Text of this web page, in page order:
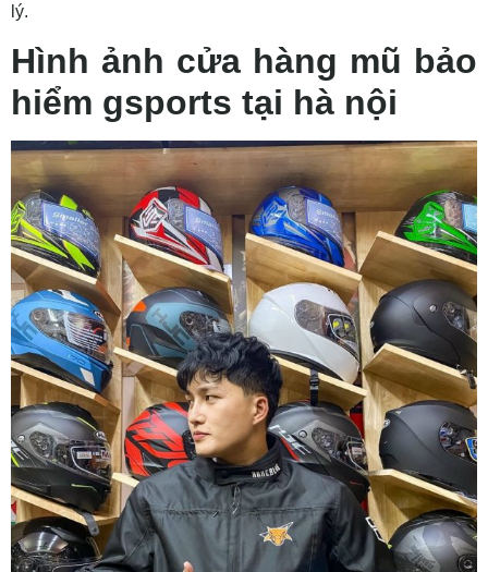
lý.
Hình ảnh cửa hàng mũ bảo
hiểm gsports tại hà nội